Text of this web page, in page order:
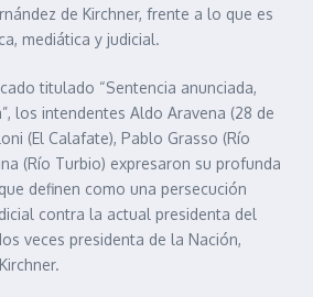
de Kirchner, frente a lo que es
mediática y judicial.
titulado “Sentencia anunciada,
los intendentes Aldo Aravena (28 de
(El Calafate), Pablo Grasso (Río
(Río Turbio) expresaron su profunda
definen como una persecución
contra la actual presidenta del
veces presidenta de la Nación,